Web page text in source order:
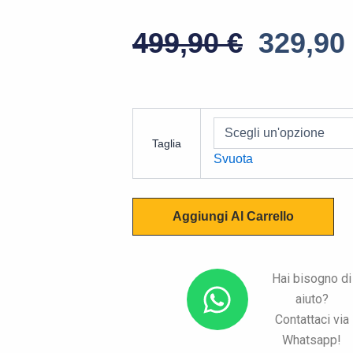
499,90€ Il
Era:
329,90
Taglia
Svuota
quantità
Aggiungi Al Carrello
W
h
Hai bisogno di
aiuto?
Contattaci via
Whatsapp!